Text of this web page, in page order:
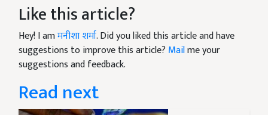
Like this article?
Hey! I amमनीशा शर्मा. Did you liked this article and have
suggestions to improve this article? Mailme your
suggestions and feedback.
Read next